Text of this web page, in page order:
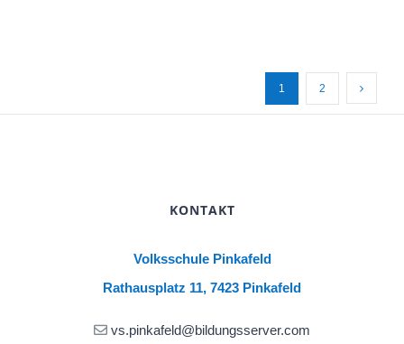
1 2
KONTAKT
Volksschule Pinkafeld
Rathausplatz 11, 7423 Pinkafeld
vs.pinkafeld@bildungsserver.com